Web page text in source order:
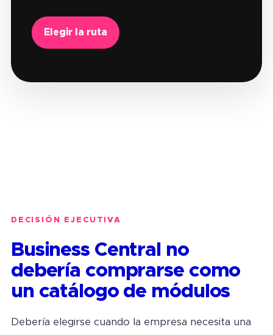
Elegir la ruta
DECISIÓN EJECUTIVA
Business Central no
debería comprarse como
un catálogo de módulos
Debería elegirse cuando la empresa necesita una